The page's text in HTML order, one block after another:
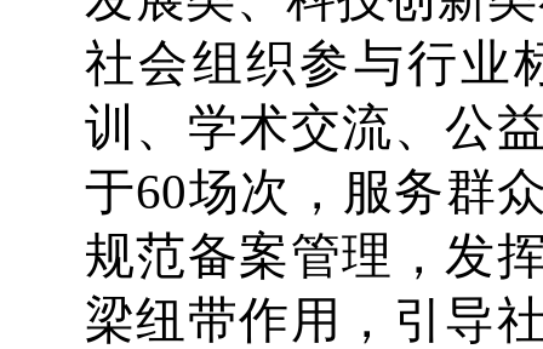
社会组织参与行业
训、学术交流、公
于60场次，服务群
规范备案管理，发
梁纽带作用，引导